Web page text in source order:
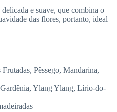
e suave, que combina o
das flores, portanto, ideal
Pêssego, Mandarina,
Ylang Ylang, Lírio-do-